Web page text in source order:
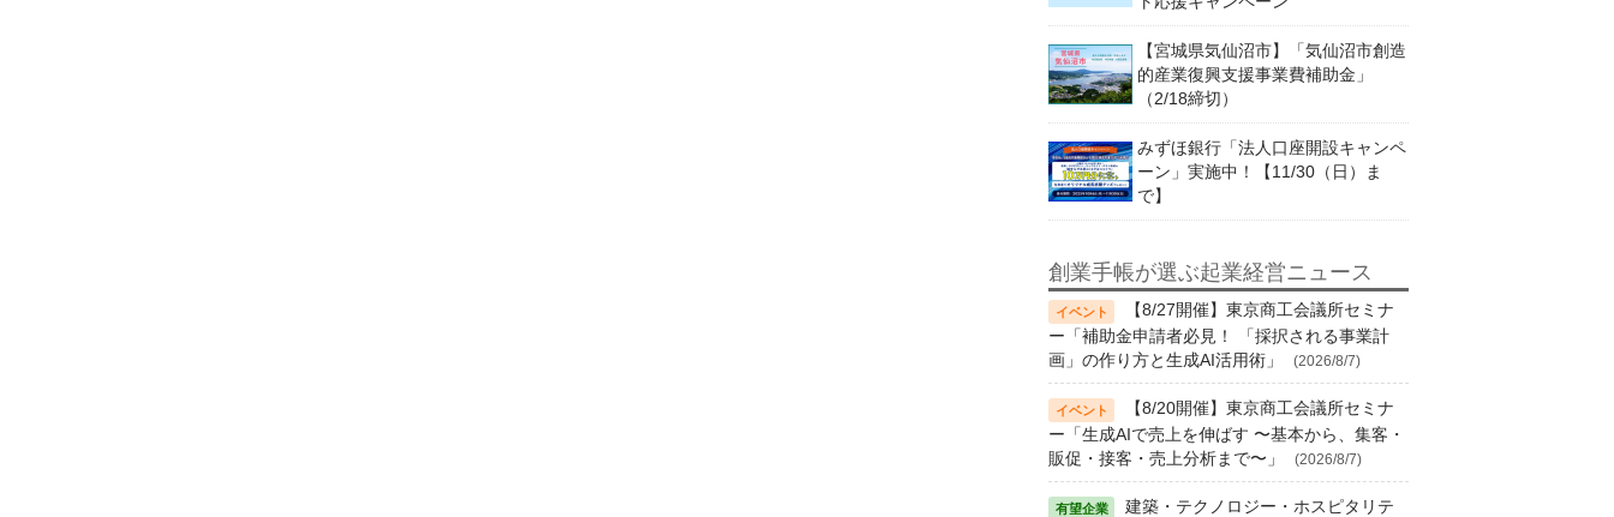
【宮城県気仙沼市】「気仙沼市創造
的産業復興支援事業費補助金」
（2/18締切）
みずほ銀行「法人口座開設キャンペ
ーン」実施中！【11/30（日）ま
で】
創業手帳が選ぶ起業経営ニュース
【8/27開催】東京商工会議所セミナ
ー「補助金申請者必見！ 「採択される事業計
画」の作り方と生成AI活用術」
(2026/8/7)
【8/20開催】東京商工会議所セミナ
ー「生成AIで売上を伸ばす 〜基本から、集客・
販促・接客・売上分析まで〜」
(2026/8/7)
建築・テクノロジー・ホスピタリテ